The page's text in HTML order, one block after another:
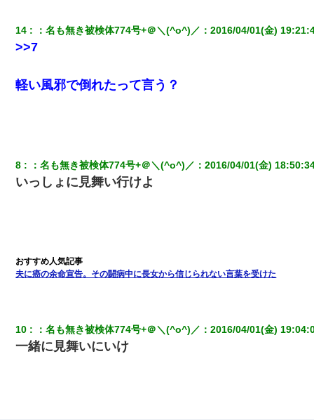
た。ある日、オッサンが火かき棒を持って顔を真っ赤にしながら
走り回っていて…
スマホを与えられて、中学卒業する頃にはすっかり女叩きに洗脳
された弟が、大学進学のために一人暮らししたいと言い出した。
同じマンションに住んでる女性が鍵をわかりやすいところに隠し
ている事に気づいた俺「忍びこんでみよう！」→ 結果
嫁「本当に身に覚えがない」「なにかの間違いだ！取り違え
だ！」→ 嫁「あっ」
14 ：名も無き被検体774号+＠＼(^o^)／ ：2016/04/01(金)
>>7
軽い風邪で倒れたって言う？
8 ：名も無き被検体774号+＠＼(^o^)／ ：2016/04/01(金)
いっしょに見舞い行けよ
夫に癌の余命宣告。その闘病中に長女から信じられない言葉を受けた
10 ：名も無き被検体774号+＠＼(^o^)／ ：2016/04/01(金)
一緒に見舞いにいけ